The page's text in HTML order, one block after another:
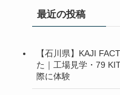
最近の投稿
【石川県】KAJI
た｜工場見学・79
際に体験